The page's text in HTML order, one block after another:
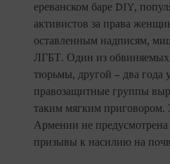
ереванском баре DIY,
активистов за права
оставленным надписям,
ЛГБТ. Один из обвиняемых
тюрьмы, другой – два года
правозащитные группы
таким мягким приговором.
Армении не предусмотрена
призывы к насилию на